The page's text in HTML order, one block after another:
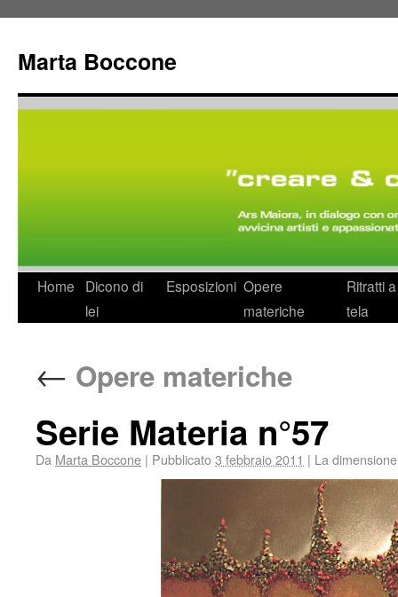
Marta Boccone
Home
Dicono di
lei
Esposizioni Opere
materiche
Ritratti
tela
← Opere materiche
Serie Materia n°57
Da Marta Boccone | Pubblicato3 febbraio 2011 | La